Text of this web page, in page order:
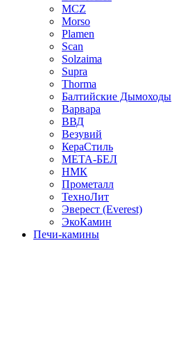
MCZ
Morso
Plamen
Scan
Solzaima
Supra
Thorma
Балтийские Дымоходы
Варвара
ВВД
Везувий
КераСтиль
МЕТА-БЕЛ
НМК
Прометалл
ТехноЛит
Эверест (Everest)
ЭкоКамин
Печи-камины